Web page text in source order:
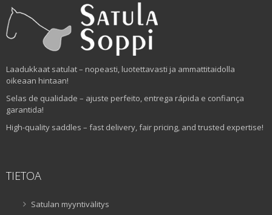
Laadukkaat satulat – nopeasti, luotettavasti ja ammattitaidolla
oikeaan hintaan!
Selas de qualidade – ajuste perfeito, entrega rápida e confiança
garantida!
High-quality saddles – fast delivery, fair pricing, and trusted expertise!
TIETOA
Satulan myyntivälitys